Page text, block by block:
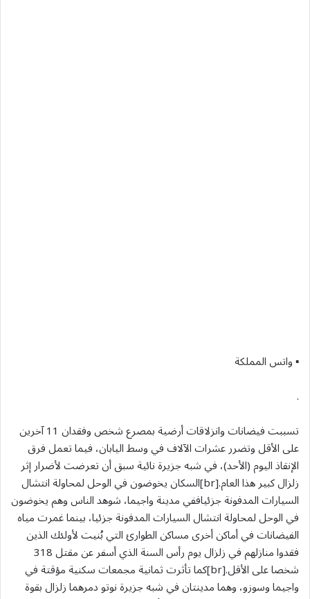
▪︎ واتس المملكة
.
تسببت فيضانات وانزلاقات أرضية بمصرع شخص وفقدان 11 آخرين
على الأقل وتضرر عشرات الآلاف في وسط اليابان، فيما تعمل فرق
الإنقاذ اليوم (الأحد)، في شبه جزيرة نائية سبق أن تعرضت لأضرار إثر
زلزال كبير هذا العام.[br]السكان يخوضون في الوحل لمحاولة انتشال
السيارات المدفونة جزئياففي مدينة واجيما، شوهد الناس وهم يخوضون
في الوحل لمحاولة انتشال السيارات المدفونة جزئيا، بينما غمرت مياه
الفيضانات في أماكن أخرى مساكن الطوارئ التي بُنيت لأولئك الذين
فقدوا منازلهم في زلزال يوم رأس السنة الذي أسفر عن مقتل 318
شخصا على الأقل.[br]كما تأثرت ثمانية مجمعات سكنية مؤقتة في
واجيما وسوزو، وهما مدينتان في شبه جزيرة نوتو دمرهما زلزال بقوة